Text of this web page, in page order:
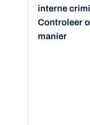
interne
Controleer
manier